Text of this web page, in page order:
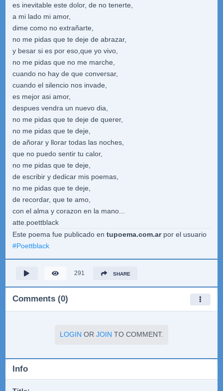
es inevitable este dolor, de no tenerte,
a mi lado mi amor,
dime como no extrañarte,
no me pidas que te deje de abrazar,
y besar si es por eso,que yo vivo,
no me pidas que no me marche,
cuando no hay de que conversar,
cuando el silencio nos invade,
es mejor asi amor,
despues vendra un nuevo dia,
no me pidas que te deje de querer,
no me pidas que te deje,
de añorar y llorar todas las noches,
que no puedo sentir tu calor,
no me pidas que te deje,
de escribir y dedicar mis poemas,
no me pidas que te deje,
de recordar, que te amo,
con el alma y corazon en la mano...
atte.poettblack
Este poema fue publicado en tupoema.com.arpor el usuario
#Poettblack
291 SHARE
Comments (0)
LOGIN OR JOIN TO COMMENT.
Info